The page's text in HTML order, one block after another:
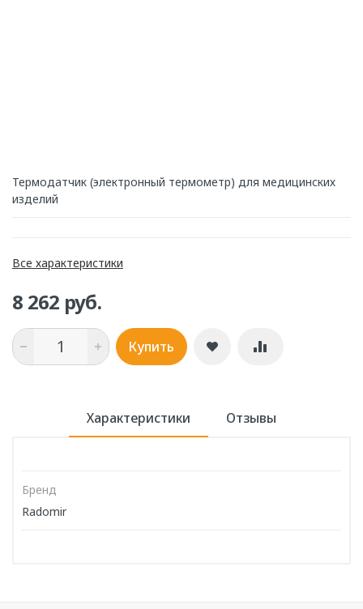
Термодатчик (электронный термометр) для медицинских
изделий
Все характеристики
8 262 руб.
Купить
Характеристики Отзывы
Бренд
Radomir